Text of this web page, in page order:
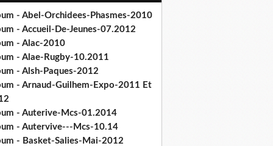
- Abel-Orchidees-Phasmes-2010
- Accueil-De-Jeunes-07.2012
- Alac-2010
- Alae-Rugby-10.2011
- Alsh-Paques-2012
- Arnaud-Guilhem-Expo-2011 Et
- Auterive-Mcs-01.2014
- Autervive---Mcs-10.14
- Basket-Salies-Mai-2012